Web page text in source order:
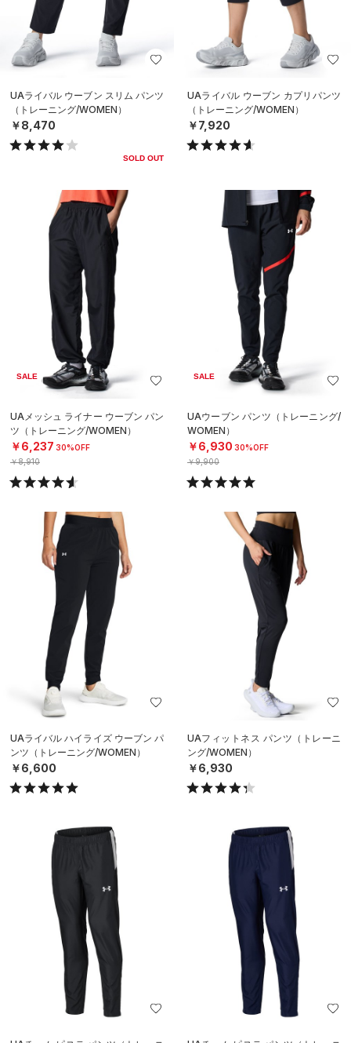
UAライバル ウーブン スリム パンツ
（トレーニング/WOMEN）
￥8,470
SOLD OUT
UAライバル ウーブン カプリパンツ
（トレーニング/WOMEN）
￥7,920
SALE
UAメッシュ ライナー ウーブン パン
ツ（トレーニング/WOMEN）
￥6,237 30%OFF
￥8,910
SALE
UAウーブン パンツ（トレーニング/
WOMEN）
￥6,930 30%OFF
￥9,900
UAライバル ハイライズ ウーブン パ
ンツ（トレーニング/WOMEN）
￥6,600
UAフィットネス パンツ（トレーニ
ング/WOMEN）
￥6,930